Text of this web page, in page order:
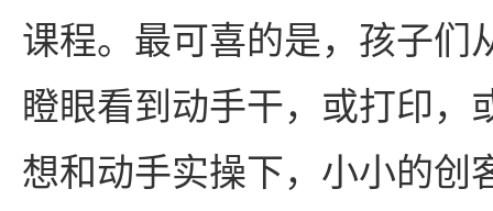
课程。最可喜的是，孩子们
瞪眼看到动手干，或打印，
想和动手实操下，小小的创